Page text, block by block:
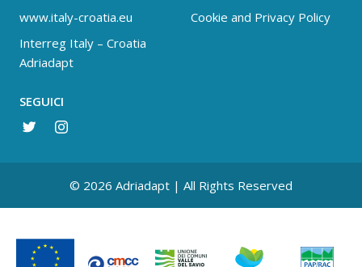
www.italy-croatia.eu
Interreg Italy – Croatia
Adriadapt
Cookie and Privacy Policy
SEGUICI
© 2026 Adriadapt | All Rights Reserved